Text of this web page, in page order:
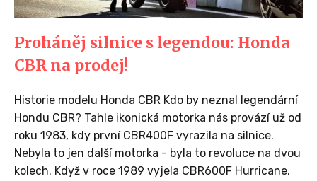
Proháněj silnice s legendou: Honda
CBR na prodej!
Historie modelu Honda CBR Kdo by neznal legendární
Hondu CBR? Tahle ikonická motorka nás provází už od
roku 1983, kdy první CBR400F vyrazila na silnice.
Nebyla to jen další motorka - byla to revoluce na dvou
kolech. Když v roce 1989 vyjela CBR600F Hurricane,